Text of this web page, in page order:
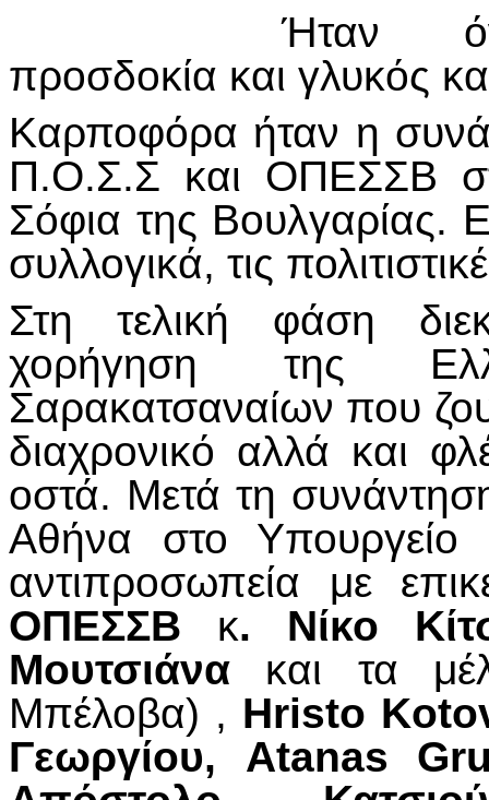
Ήταν
προσδοκία και γλυκός
Καρποφόρα ήταν η
Π.Ο.Σ.Σ και ΟΠΕΣΣΒ
Σόφια της Βουλγαρίας.
συλλογικά, τις
Στη τελική φάση
χορήγηση της
Σαρακατσαναίων που
διαχρονικό αλλά και
οστά. Μετά τη
Αθήνα στο Υπουργείο
αντιπροσωπεία με
ΟΠΕΣΣΒ κ. Νίκο
Μουτσιάνα και τα
Μπέλοβα) , Hristo
Γεωργίου,
Atanas